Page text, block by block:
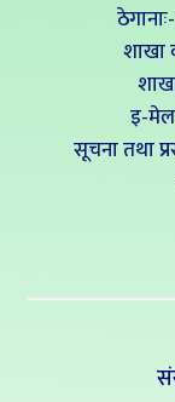
शाखा
इ-
सूचना तथा